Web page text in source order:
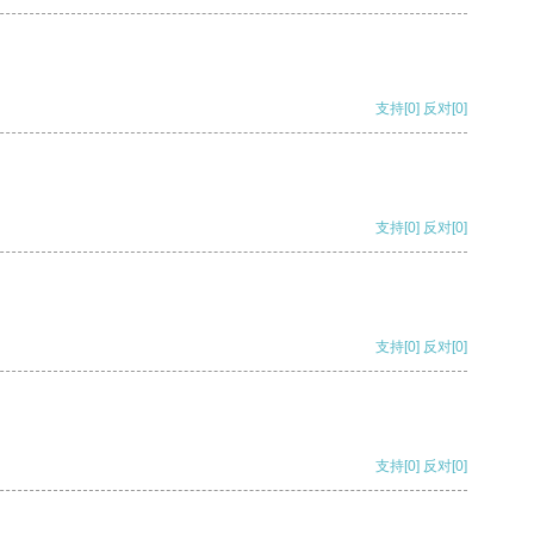
支持[0] 反对[0]
支持[0] 反对[0]
支持[0] 反对[0]
支持[0] 反对[0]